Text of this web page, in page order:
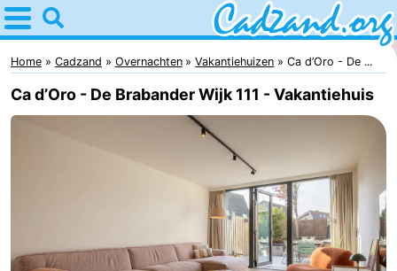
Home
Cadzand
Tips
Campings
Home Cadzand Overnachten Vakantiehuizen Ca d’Oro - De ...
Ca d’Oro - De Brabander Wijk 111 - Vakantiehuis